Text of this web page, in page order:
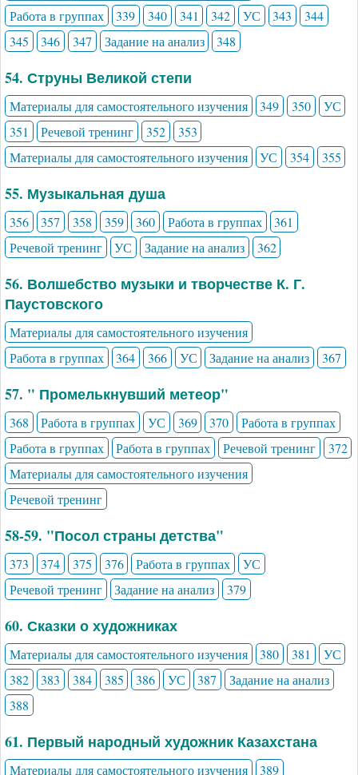
Работа в группах
339 340 341 342 УС 343
344
345
346 347 Задание на анализ 348
54. Струны Великой степи
Материалы для самостоятельного изучения 349 350
УС
351
Речевой тренинг 352
353
Материалы для самостоятельного изучения
УС 354 355
55. Музыкальная душа
356 357 358 359 360 Работа в группах
361
Речевой тренинг
УС Задание на анализ 362
56. Волшебство музыки и творчестве К. Г.
Паустовского
Материалы для самостоятельного изучения
Работа в группах
364 366 УС Задание на анализ 367
57. " Промелькнувший метеор"
368 Работа в группах УС 369 370
Работа в группах
Работа в группах
Работа в группах Речевой тренинг
372
Материалы для самостоятельного изучения
Речевой тренинг
58-59. "Посол страны детства"
373 374 375 376 Работа в группах
УС
Речевой тренинг
Задание на анализ 379
60. Сказки о художниках
Материалы для самостоятельного изучения 380 381
УС
382
383 384 385 386 УС 387
Задание на анализ
388
61. Первый народный художник Казахстана
Материалы для самостоятельного изучения 389